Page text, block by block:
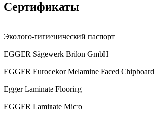
Сертификаты
Эколого-гигиенический паспорт
EGGER Sägewerk Brilon GmbH
EGGER Eurodekor Melamine Faced Chipboard
Egger Laminate Flooring
EGGER Laminate Micro